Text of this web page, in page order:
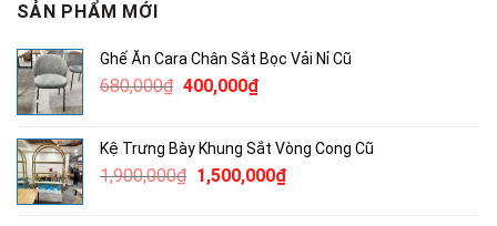
SẢN PHẨM MỚI
Ghế Ăn Cara Chân Sắt Bọc Vải Nỉ Cũ
680,000₫ Giá
680,000₫.
400,000₫Giá
là:
400,000₫.
Kệ Trưng Bày Khung Sắt Vòng Cong Cũ
1,900,000₫ Giá
1,500,000₫Giá